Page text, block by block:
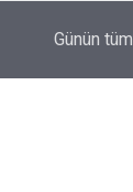
Açıklandı
Günün tüm